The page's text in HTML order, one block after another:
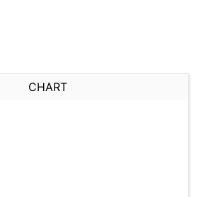
CHART